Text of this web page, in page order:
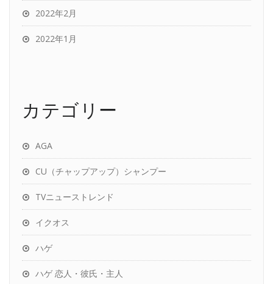
2022年2月
2022年1月
カテゴリー
AGA
CU（チャップアップ）シャンプー
TVニューストレンド
イクオス
ハゲ
ハゲ 恋人・彼氏・主人